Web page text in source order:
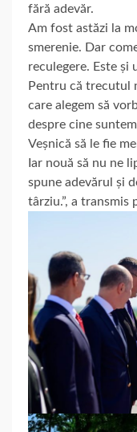
fără adevăr.
Am fost astăzi la
smerenie. Dar
reculegere. Este și
Pentru că trecutul
care alegem să
despre cine
Veșnică să le fie
Iar nouă să nu ne
spune adevărul și
târziu.”, a transmis